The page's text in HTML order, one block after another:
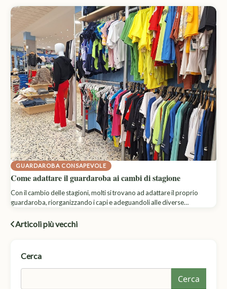
GUARDAROBA CONSAPEVOLE
Come adattare il guardaroba ai cambi di stagione
Con il cambio delle stagioni, molti si trovano ad adattare il proprio
guardaroba, riorganizzando i capi e adeguandoli alle diverse…
Navigazione
Articoli più vecchi
Cerca
Cerca